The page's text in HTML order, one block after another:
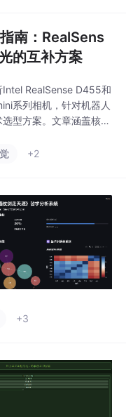
南：RealSens
的互补方案
Intel RealSense D455和
系列相机，针对机器人
型方案。文章涵盖核心
觉感知系统。
+2
+3